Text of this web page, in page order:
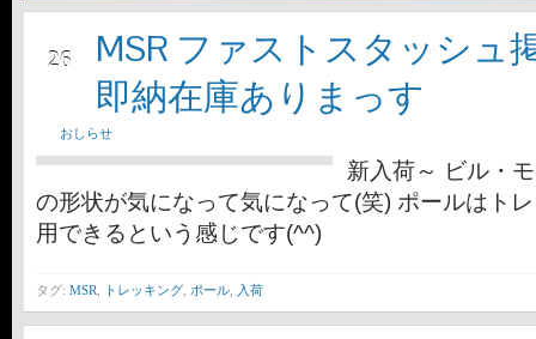
26
MSR ファストスタッシュ
即納在庫ありまっす
おしらせ
新入荷～ ビル・
の形状が気になって気になって(笑) ポールはト
用できるという感じです(^^)
タグ: MSR トレッキング ポール 入荷